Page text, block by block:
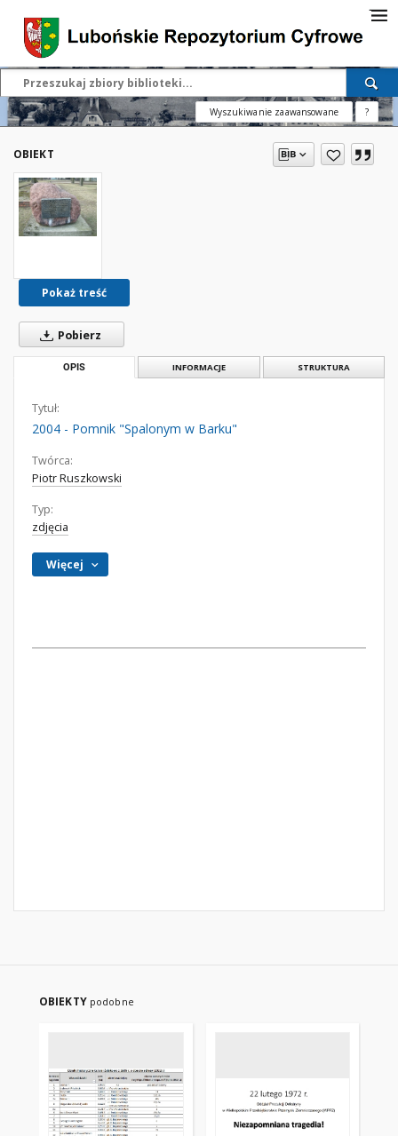
Wyszukiwanie zaawansowane ?
OBIEKT
Pokaż treść
Pobierz
OPIS INFORMACJE STRUKTURA
Tytuł:
2004 - Pomnik "Spalonym w Barku"
Twórca:
Piotr Ruszkowski
Typ:
zdjęcia
Więcej
OBIEKTY podobne